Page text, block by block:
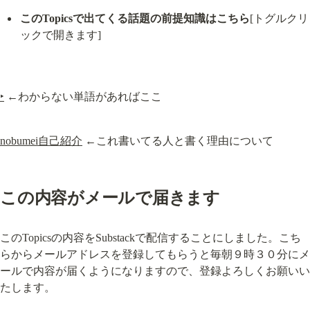
このTopicsで出てくる話題の前提知識はこちら[トグルクリ
ックで開きます]
‣ ←わからない単語があればここ
nobumei自己紹介 ←これ書いてる人と書く理由について
この内容がメールで届きます
このTopicsの内容をSubstackで配信することにしました。こち
らからメールアドレスを登録してもらうと毎朝９時３０分にメ
ールで内容が届くようになりますので、登録よろしくお願いい
たします。